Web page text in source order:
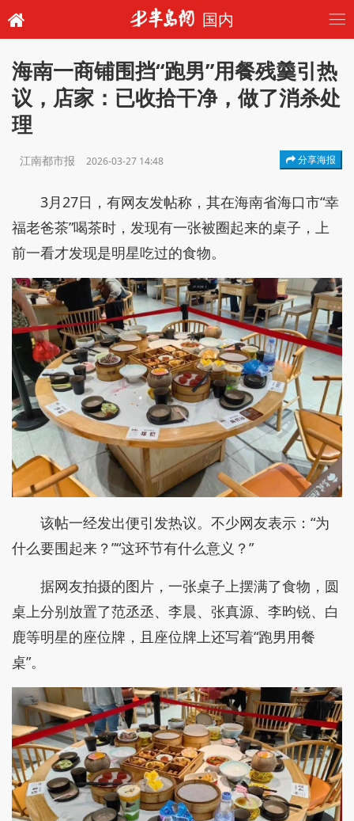
国内
海南一商铺围挡“跑男”用餐残羹引热
议，店家：已收拾干净，做了消杀处
理
江南都市报 2026-03-27 14:48 分享海报
3月27日，有网友发帖称，其在海南省海口市“幸
福老爸茶”喝茶时，发现有一张被圈起来的桌子，上
前一看才发现是明星吃过的食物。
该帖一经发出便引发热议。不少网友表示：“为
什么要围起来？”“这环节有什么意义？”
据网友拍摄的图片，一张桌子上摆满了食物，圆
桌上分别放置了范丞丞、李晨、张真源、李昀锐、白
鹿等明星的座位牌，且座位牌上还写着“跑男用餐
桌”。